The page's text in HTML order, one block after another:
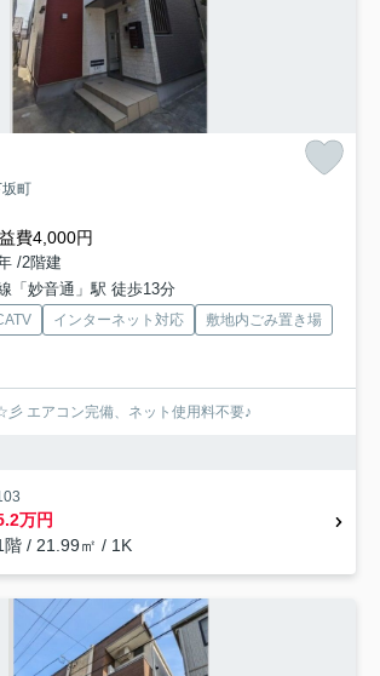
町
費4,000円
/2階建
「妙音通」駅 徒歩13分
インターネット対応
敷地内ごみ置き場
エアコン完備、ネット使用料不要♪
万円
階 / 21.99㎡ / 1K